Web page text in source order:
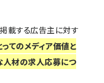
載する広告主に対す
てのメディア価値と
人材の求人応募につ